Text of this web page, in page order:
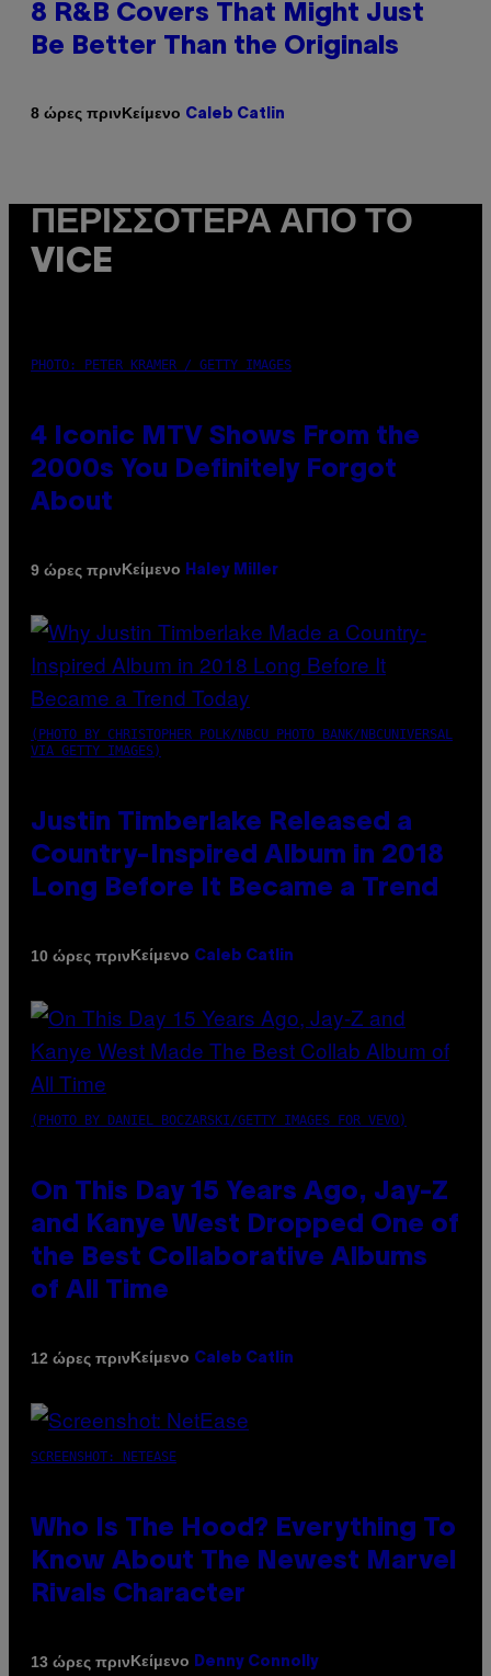
8 R&B Covers That Might Just
Be Better Than the Originals
8 ώρες πρινΚείμενο Caleb Catlin
ΠΕΡΙΣΣΌΤΕΡΑ ΑΠΌ ΤΟ
VICE
PHOTO: PETER KRAMER / GETTY IMAGES
4 Iconic MTV Shows From the
2000s You Definitely Forgot
About
9 ώρες πρινΚείμενο Haley Miller
(PHOTO BY CHRISTOPHER POLK/NBCU PHOTO BANK/NBCUNIVERSAL
VIA GETTY IMAGES)
Justin Timberlake Released a
Country-Inspired Album in 2018
Long Before It Became a Trend
10 ώρες πρινΚείμενο Caleb Catlin
(PHOTO BY DANIEL BOCZARSKI/GETTY IMAGES FOR VEVO)
On This Day 15 Years Ago, Jay-Z
and Kanye West Dropped One of
the Best Collaborative Albums
of All Time
12 ώρες πρινΚείμενο Caleb Catlin
SCREENSHOT: NETEASE
Who Is The Hood? Everything To
Know About The Newest Marvel
Rivals Character
13 ώρες πρινΚείμενο Denny Connolly